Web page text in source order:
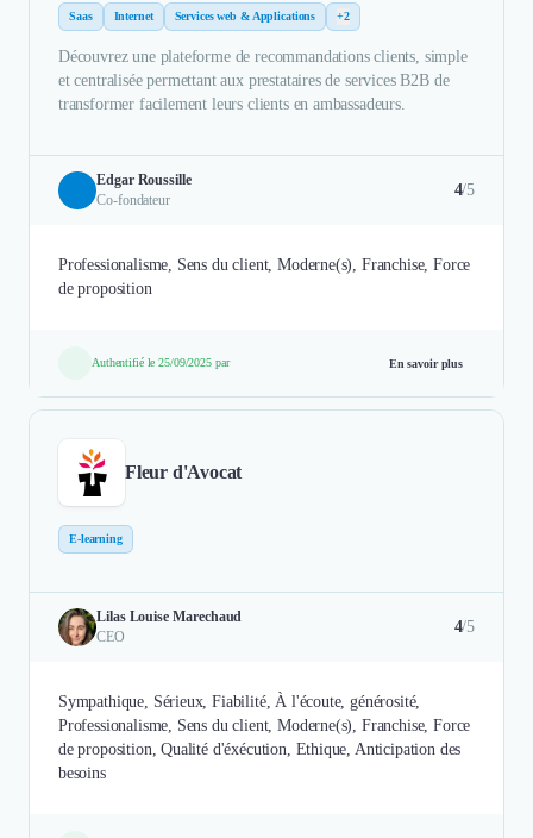
Saas Internet Services web & Applications +2
Découvrez une plateforme de recommandations clients, simple
et centralisée permettant aux prestataires de services B2B de
transformer facilement leurs clients en ambassadeurs.
Edgar Roussille
Co-fondateur
4/5
Professionalisme, Sens du client, Moderne(s), Franchise, Force
de proposition
Authentifié le 25/09/2025 par En savoir plus
Fleur d'Avocat
E-learning
Lilas Louise Marechaud
CEO
4/5
Sympathique, Sérieux, Fiabilité, À l'écoute, générosité,
Professionalisme, Sens du client, Moderne(s), Franchise, Force
de proposition, Qualité d'éxécution, Ethique, Anticipation des
besoins